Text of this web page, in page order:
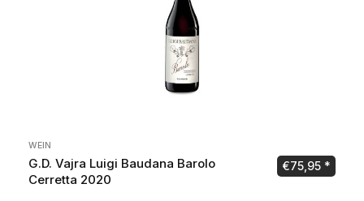
WEIN
G.D. Vajra Luigi Baudana Barolo
Cerretta 2020
€75,95